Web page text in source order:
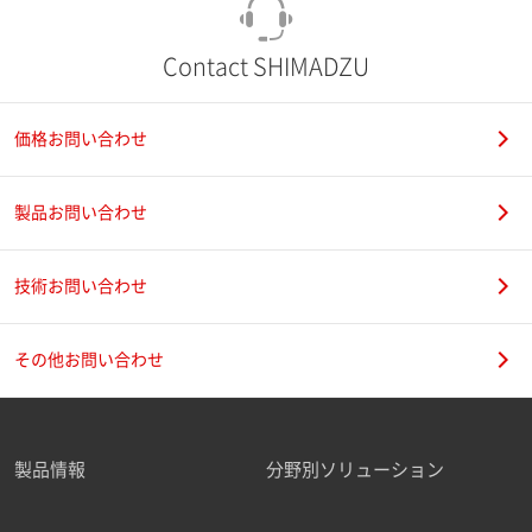
ご勤務先
Contact SHIMADZU
価格お問い合わせ
製品お問い合わせ
技術お問い合わせ
その他お問い合わせ
製品情報 分野別ソリューション